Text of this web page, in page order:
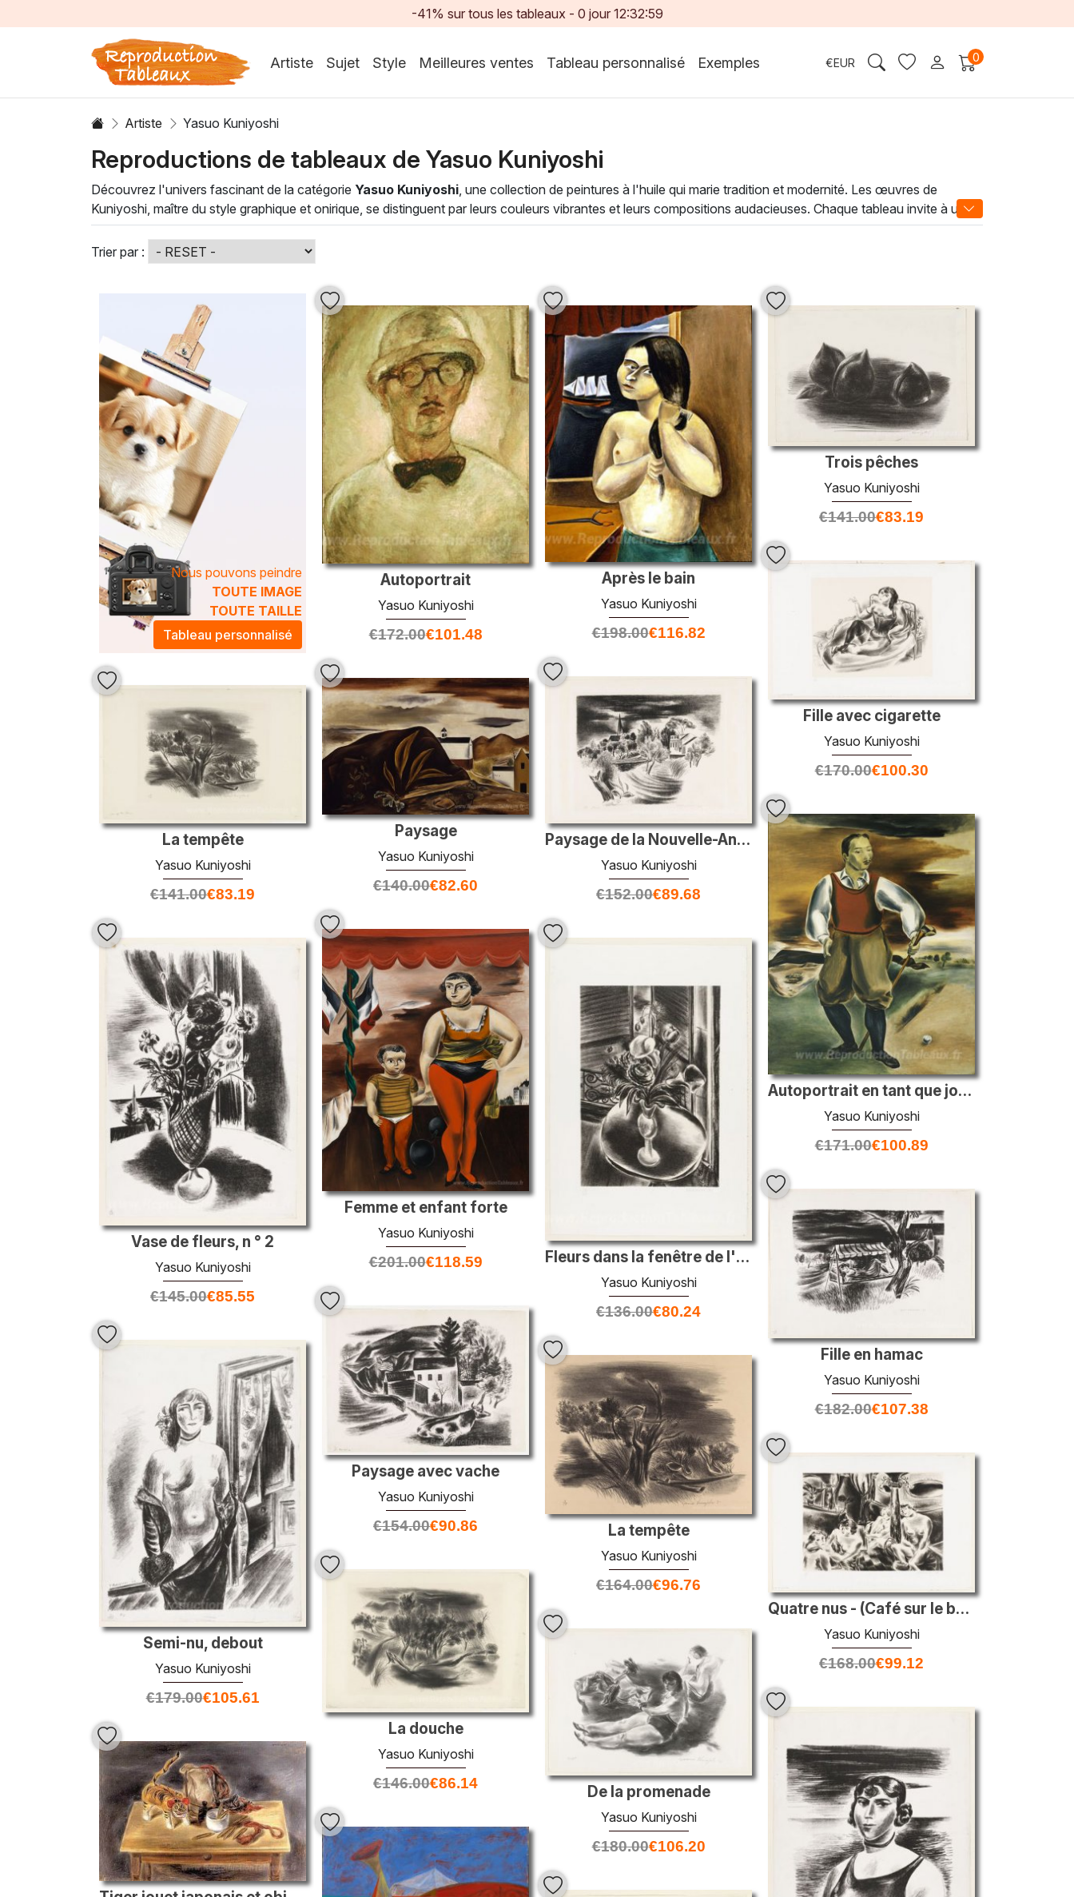
-41% sur tous les tableaux - 0 jour 12:32:57
Artiste Sujet Style Meilleures ventes Tableau personnalisé Exemples €EUR 0
Artiste Yasuo Kuniyoshi
Reproductions de tableaux de Yasuo Kuniyoshi
Découvrez l'univers fascinant de la catégorie Yasuo Kuniyoshi, une collection de peintures à l'huile qui marie tradition et modernité. Les œuvres de
Kuniyoshi, maître du style graphique et onirique, se distinguent par leurs couleurs vibrantes et leurs compositions audacieuses. Chaque tableau invite à une
exploration des thèmes de la nature, de la culture et de la symbolique, faisant de chaque pièce une déclaration artistique unique.
À travers des techniques raffinées, telles que l’aquarelle et le collage,
capturer l'émotion humaine et la beauté des paysages laisse une empreinte indélébile dans l'espace qu'elles habitent. En intégrant une œuvre de cette
collection dans votre intérieur, vous offrez à votre environnement une atmosphère artistique raffinée, propice à la réflexion et à l'évasion.
Trier par :
Nous pouvons peindre
TOUTE IMAGE
TOUTE TAILLE
Tableau personnalisé
Autoportrait
Yasuo Kuniyoshi
€172.00€101.48
Après le bain
Yasuo Kuniyoshi
€198.00€116.82
Trois pêches
Yasuo Kuniyoshi
€141.00€83.19
Fille avec cigarette
Yasuo Kuniyoshi
€170.00€100.30
Paysage de la Nouvelle-Angleterre I
Yasuo Kuniyoshi
€152.00€89.68
Paysage
Yasuo Kuniyoshi
€140.00€82.60
La tempête
Yasuo Kuniyoshi
€141.00€83.19
Autoportrait en tant que joueur de golf
Yasuo Kuniyoshi
€171.00€100.89
Femme et enfant forte
Yasuo Kuniyoshi
€201.00€118.59
Vase de fleurs, n ° 2
Yasuo Kuniyoshi
€145.00€85.55
Fleurs dans la fenêtre de l'ami
Yasuo Kuniyoshi
€136.00€80.24
Fille en hamac
Yasuo Kuniyoshi
€182.00€107.38
Paysage avec vache
Yasuo Kuniyoshi
€154.00€90.86
Semi-nu, debout
Yasuo Kuniyoshi
€179.00€105.61
La tempête
Yasuo Kuniyoshi
€164.00€96.76
Quatre nus - (Café sur le boulevard Clichy)
Yasuo Kuniyoshi
€168.00€99.12
La douche
Yasuo Kuniyoshi
€146.00€86.14 De la promenade
Yasuo Kuniyoshi
€180.00€106.20